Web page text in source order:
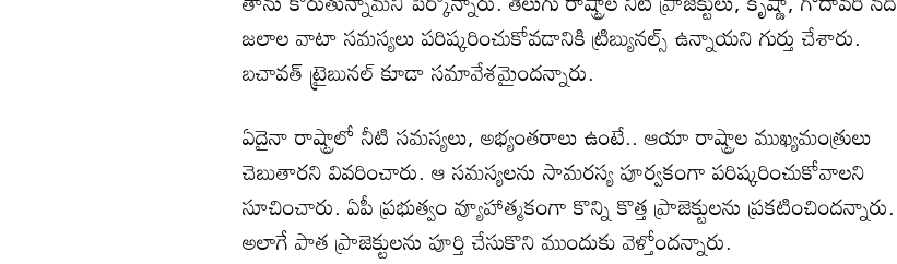
జలాల వాటా సమస్యలు పరిష్కరించుకోవడానికి ట్రిబ్యునల్స్ ఉన్నాయని గుర్తు చేశారు.
బచావత్ ట్రైబునల్ కూడా సమావేశమైందన్నారు.
ఏదైనా రాష్ట్రాలో నీటి సమస్యలు, అభ్యంతరాలు ఉంటే.. ఆయా రాష్ట్రాల ముఖ్యమంత్రులు
చెబుతారని వివరించారు. ఆ సమస్యలను సామరస్య పూర్వకంగా పరిష్కరించుకోవాలని
సూచించారు. ఏపీ ప్రభుత్వం వ్యూహాత్మకంగా కొన్ని కొత్త ప్రాజెక్టులను ప్రకటించిందన్నారు.
అలాగే పాత ప్రాజెక్టులను పూర్తి చేసుకొని ముందుకు వెళ్తోందన్నారు.